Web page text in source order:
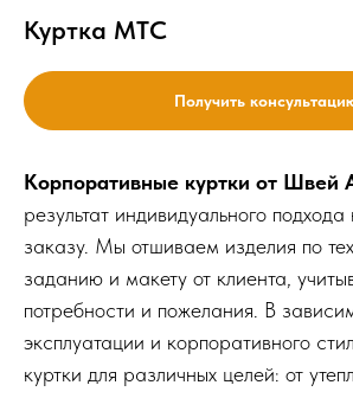
Куртка МТС
Получить
Корпоративные куртки от Швей
результат индивидуального
заказу. Мы отшиваем изделия по
заданию и макету от клиента,
потребности и пожелания. В
эксплуатации и корпоративного
куртки для различных целей: от